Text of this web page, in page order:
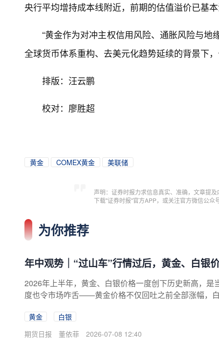
央行平均增持成本线附近，前期的估值溢价已基
“黄金作为对冲主权信用风险、通胀风险与地
全球货币体系重构、去美元化趋势延续的背景下
排版：汪云鹏
校对：廖胜超
黄金 COMEX黄金 美联储
声明：证券时报力求信息真实、准确，文章提
下载"证券时报"官方APP，或关注官方微信公
为你推荐
年中观势｜“过山车”行情过后，黄金、白银
2026年上半年，黄金、白银价格一度创下历史新高，是
度也令市场咋舌——黄金价格不仅回吐之前全部涨幅，
价格能否迎来修复？交易逻辑快速切换年初，在降息预
金、白银价格快速攀升并创出历史新高。但随着中东冲
黄金
白银
期货日报
董依菲 2026-07-08 12:40